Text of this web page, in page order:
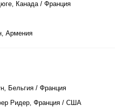
Канада / Франция
Армения
Бельгия / Франция
Ридер, Франция / США